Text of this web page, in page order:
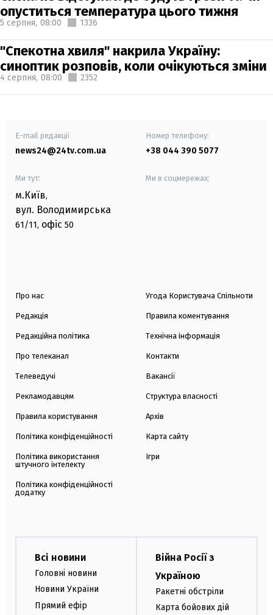
опуститься температура цього тижня
5 серпня, 08:00 1336
"Спекотна хвиля" накрила Україну:
синоптик розповів, коли очікуються зміни
4 серпня, 08:00 2352
E-mail редакції
news24@24tv.com.ua
Номер телефону:
+38 044 390 5077
Ми тут:
м.Київ,
вул. Володимирська
61/11, офіс 50
Ми в соцмережах:
Про нас
Редакція
Редакційна політика
Про телеканал
Телеведучі
Рекламодавцям
Правила користування
Політика конфіденційності
Політика використання
штучного інтелекту
Політика конфіденційності
додатку
Угода Користувача Спільноти
Правила коментування
Технічна інформація
Контакти
Вакансії
Структура власності
Архів
Карта сайту
Ігри
Всі новини
Головні новини
Новини України
Прямий ефір
Війна Росії з
Україною
Ракетні обстріли
Карта бойових дій